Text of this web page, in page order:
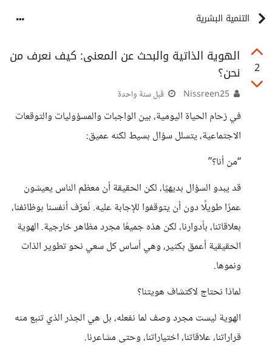
التنمية البشرية
2
الهوية الذاتية والبحث عن المعنى: كيف نعرف من
نحن؟
قبل سنة واحدة
في زحام الحياة اليومية، بين الواجبات والمسؤوليات والتوقعات
الاجتماعية، يتسلل سؤال بسيط لكنه عميق:
“من أنا؟”
قد يبدو السؤال بديهيًا، لكن الحقيقة أن معظم الناس يعيشون
عمرًا طويلًا دون أن يتوقفوا للإجابة عليه. نُعرّف أنفسنا بوظائفنا،
بعلاقاتنا، بأدوارنا، لكن هذه جميعًا مجرد مظاهر خارجية. الهوية
الحقيقية أعمق بكثير، وهي أساس كل سعي نحو تطوير الذات
ونموها.
لماذا نحتاج لاكتشاف هويتنا؟
الهوية ليست مجرد وصف لما نفعله، بل هي الجذر الذي تنبع منه
قراراتنا، علاقاتنا، اختياراتنا، وحتى مشاعرنا.